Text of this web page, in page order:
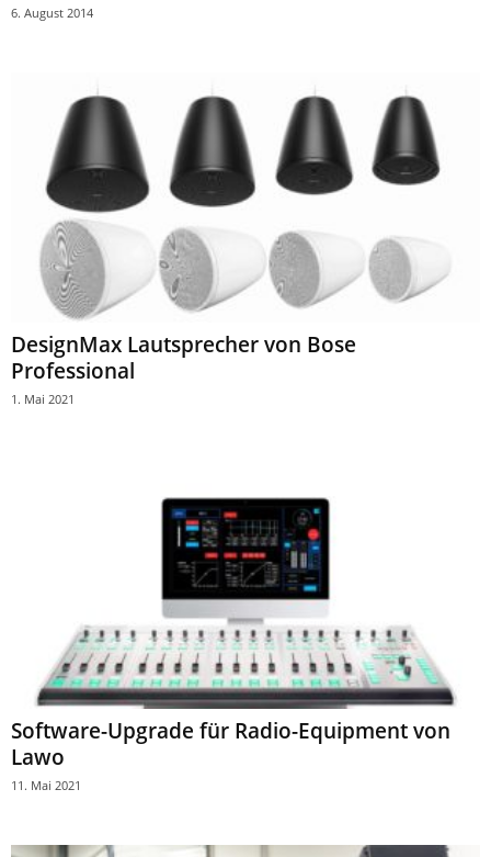
6. August 2014
DesignMax Lautsprecher von Bose
Professional
1. Mai 2021
Software-Upgrade für Radio-Equipment von
Lawo
11. Mai 2021